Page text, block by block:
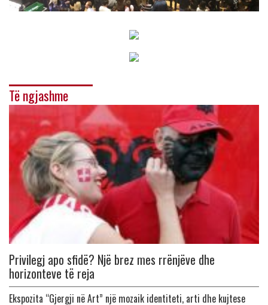
Të ngjashme
Privilegj apo sfidë? Një brez mes rrënjëve dhe
horizonteve të reja
Ekspozita “Gjergji në Art” një mozaik identiteti, arti dhe kujtese